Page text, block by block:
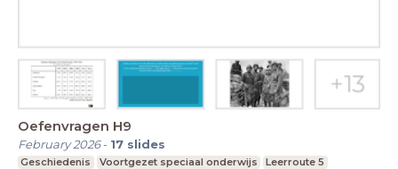
Oefenvragen H9
February 2026- 17 slides
Geschiedenis Voortgezet speciaal onderwijs Leerroute 5